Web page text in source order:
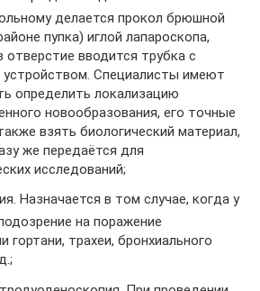
делается прокол брюшной
пупка) иглой лапароскопа,
отверстие вводится трубка с
устройством. Специалисты имеют
определить локализацию
новообразования, его точные
взять биологический материал,
же передаётся для
исследований;
Назначается в том случае, когда у
на поражение
гортани, трахеи, бронхиального